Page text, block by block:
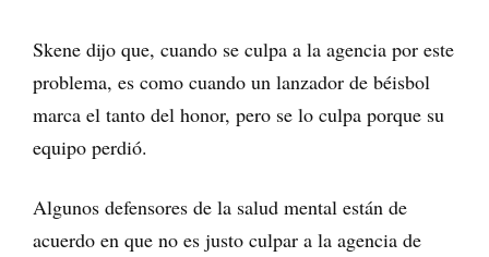
Skene dijo que, cuando se culpa a la agencia por este
problema, es como cuando un lanzador de béisbol
marca el tanto del honor, pero se lo culpa porque su
equipo perdió.
Algunos defensores de la salud mental están de
acuerdo en que no es justo culpar a la agencia de